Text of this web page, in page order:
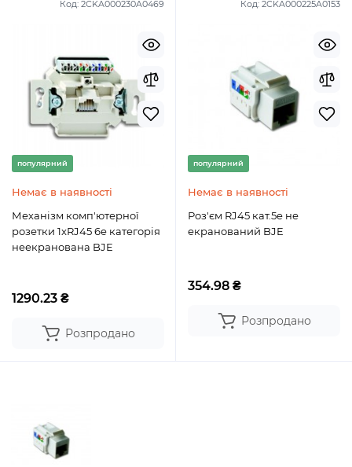
Код: 2CKA000230A0469
популярний
Немає в наявності
Механізм комп'ютерної
розетки 1xRJ45 6e категорія
неекранована BJE
1290.23 ₴
Розпродано
Код: 2CKA000225A0153
популярний
Немає в наявності
Роз'єм RJ45 кат.5e не
екранований BJE
354.98 ₴
Розпродано